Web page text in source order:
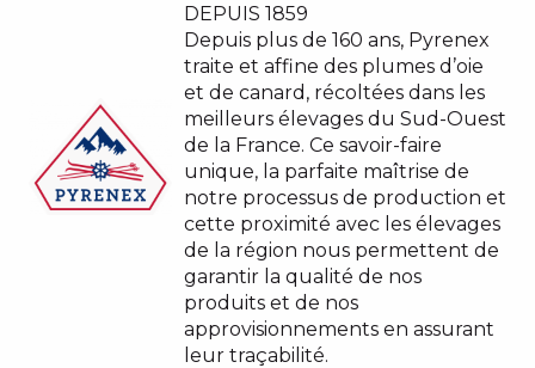
DEPUIS 1859
Depuis plus de 160 ans, Pyrenex
traite et affine des plumes d’oie
et de canard, récoltées dans les
meilleurs élevages du Sud-Ouest
de la France. Ce savoir-faire
unique, la parfaite maîtrise de
notre processus de production et
cette proximité avec les élevages
de la région nous permettent de
garantir la qualité de nos
produits et de nos
approvisionnements en assurant
leur traçabilité.